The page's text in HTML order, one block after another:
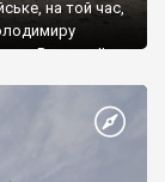
на той час,
Василю ІІ, та
християнином.
Таврійського